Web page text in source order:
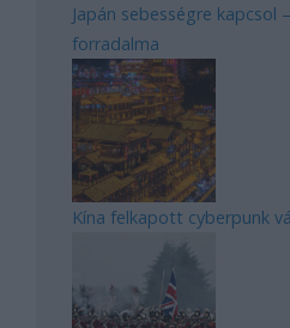
Japán sebességre kapcsol
forradalma
Kína felkapott cyberpunk